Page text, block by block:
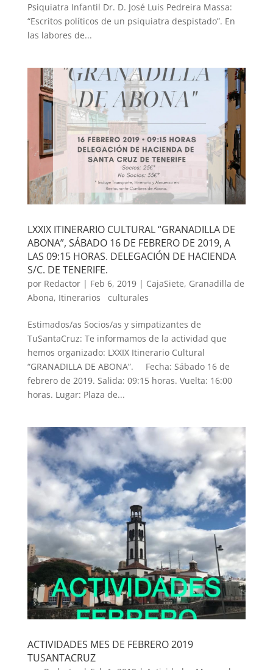
Psiquiatra Infantil Dr. D. José Luis Pedreira Massa:
“Escritos políticos de un psiquiatra despistado”. En
las labores de...
LXXIX ITINERARIO CULTURAL “GRANADILLA DE
ABONA”, SÁBADO 16 DE FEBRERO DE 2019, A
LAS 09:15 HORAS. DELEGACIÓN DE HACIENDA
S/C. DE TENERIFE.
por Redactor| Feb 6, 2019| CajaSiete, Granadilla de
Abona, Itinerarios culturales
Estimados/as Socios/as y simpatizantes de
TuSantaCruz: Te informamos de la actividad que
hemos organizado: LXXIX Itinerario Cultural
“GRANADILLA DE ABONA”. Fecha: Sábado 16 de
febrero de 2019. Salida: 09:15 horas. Vuelta: 16:00
horas. Lugar: Plaza de...
ACTIVIDADES MES DE FEBRERO 2019
TUSANTACRUZ